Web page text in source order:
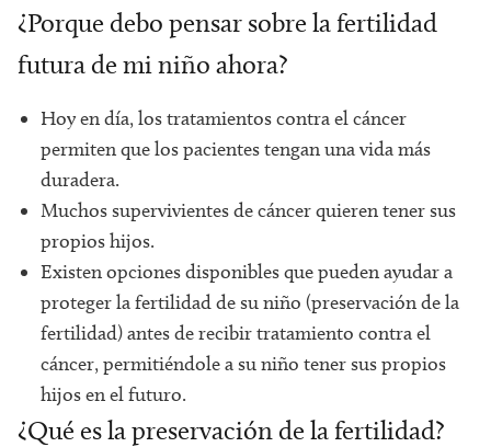
¿Porque debo pensar sobre la fertilidad
futura de mi niño ahora?
Hoy en día, los tratamientos contra el cáncer
permiten que los pacientes tengan una vida más
duradera.
Muchos supervivientes de cáncer quieren tener sus
propios hijos.
Existen opciones disponibles que pueden ayudar a
proteger la fertilidad de su niño (preservación de la
fertilidad) antes de recibir tratamiento contra el
cáncer, permitiéndole a su niño tener sus propios
hijos en el futuro.
¿Qué es la preservación de la fertilidad?